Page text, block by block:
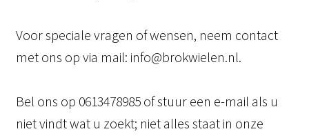
Voor speciale vragen of wensen, neem contact
met ons op via mail: info@brokwielen.nl.
Bel ons op 0613478985 of stuur een e-mail als u
niet vindt wat u zoekt; niet alles staat in onze